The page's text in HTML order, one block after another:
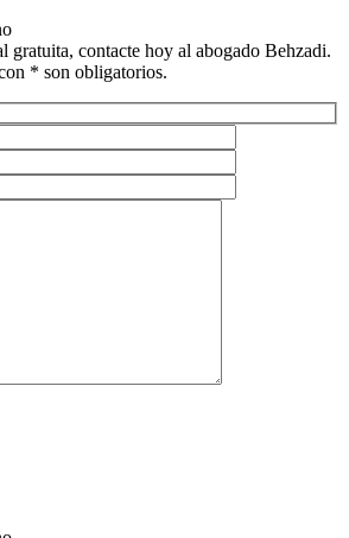
gratuita, contacte hoy al abogado Behzadi.
* son obligatorios.